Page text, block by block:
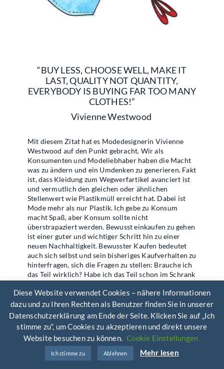
“BUY LESS, CHOOSE WELL, MAKE IT
LAST, QUALITY NOT QUANTITY,
EVERYBODY IS BUYING FAR TOO MANY
CLOTHES!”
Vivienne Westwood
Mit diesem Zitat hat es Modedesignerin Vivienne
Westwood auf den Punkt gebracht. Wir als
Konsumenten und Modeliebhaber haben die Macht
was zu ändern und ein Umdenken zu generieren. Fakt
ist, dass Kleidung zum Wegwerfartikel avanciert ist
und vermutlich den gleichen oder ähnlichen
Stellenwert wie Plastikmüll erreicht hat. Dabei ist
Mode mehr als nur Plastik. Ich gebe zu Konsum
macht Spaß, aber Konsum sollte nicht
überstrapaziert werden. Bewusst einkaufen zu gehen
ist einer guter und wichtiger Schritt hin zu einer
neuen Nachhaltigkeit. Bewusster Kaufen bedeutet
auch sich selbst und sein bisheriges Kaufverhalten zu
hinterfragen, sich die Fragen zu stellen: Brauche ich
das Teil wirklich? Habe ich das Teil schon im Schrank
das Ergebnis zu bekommen? Wie individuell ist es
kombinierbar? Also auch
die Lebensdauer zu
hinterfragen.
Es gibt sicherlich viele tolle Teile, die du schon
besitzt und nur wiederentdeckt werden wollen.
Habe Freude an dem, was du hast und verschaffe dir
Klarheit über dich, deinen Schrank und deinem Stil.
Diese Website verwendet Cookies – nähere Informationen
dazu und zu Ihren Rechten als Benutzer finden Sie in unserer
Datenschutzerklärung am Ende der Seite. Klicken Sie auf „Ich
stimme zu“, um Cookies zu akzeptieren und direkt unsere
Website besuchen zu können. Cookie Einstellungen
Ich stimme zu Ablehnen Mehr lesen